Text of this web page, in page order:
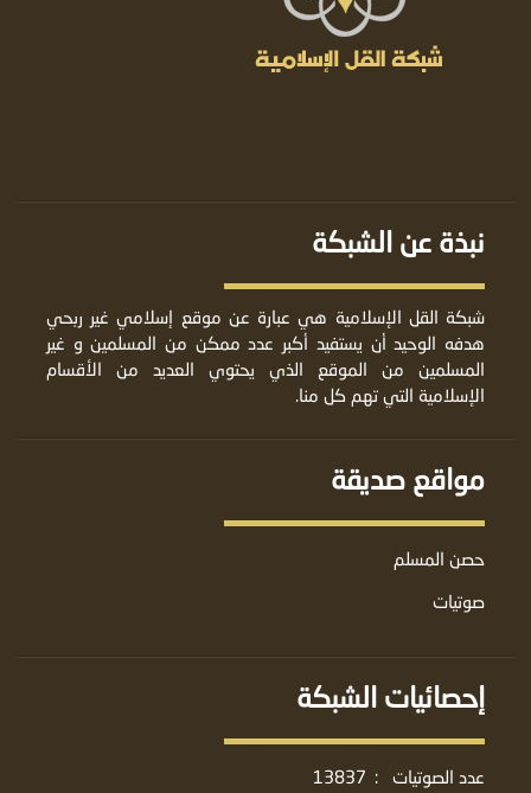
نبذة عن الشبكة
شبكة القل الإسلامية هي عبارة عن موقع إسلامي غير ربحي
هدفه الوحيد أن يستفيد أكبر عدد ممكن من المسلمين و غير
المسلمين من الموقع الذي يحتوي العديد من الأقسام
الإسلامية التي تهم كل منا.
مواقع صديقة
حصن المسلم
صوتيات
إحصائيات الشبكة
عدد الصوتيات :
13837